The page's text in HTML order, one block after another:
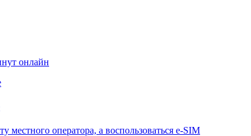
онлайн
оператора, а воспользоваться e-SIM